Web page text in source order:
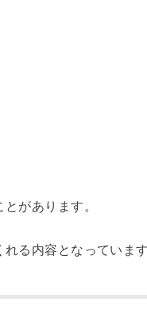
があります。
る内容となっています